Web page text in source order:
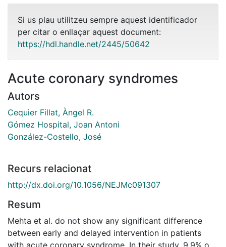
Si us plau utilitzeu sempre aquest identificador
per citar o enllaçar aquest document:
https://hdl.handle.net/2445/50642
Acute coronary syndromes
Autors
Cequier Fillat, Àngel R.
Gómez Hospital, Joan Antoni
González-Costello, José
Recurs relacionat
http://dx.doi.org/10.1056/NEJMc091307
Resum
Mehta et al. do not show any significant difference
between early and delayed intervention in patients
with acute coronary syndrome. In their study, 9.9% of